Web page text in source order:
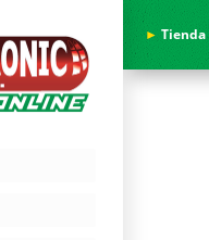
► Tienda